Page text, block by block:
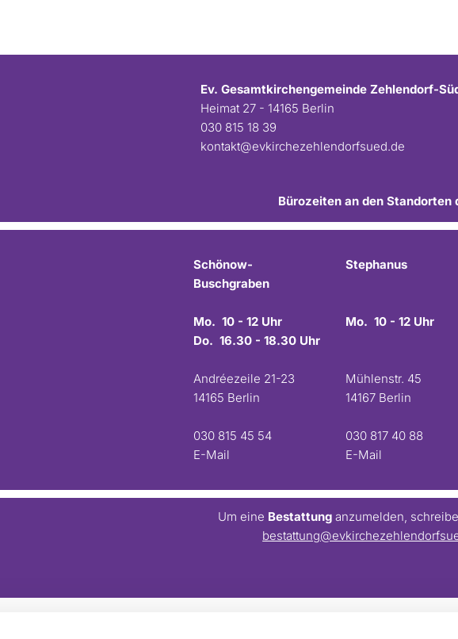
Ev. Gesamtkirchengemeinde Zehlendorf-
Heimat 27 - 14165 Berlin
030 815 18 39
kontakt@evkirchezehlendorfsued.de
Bürozeiten an den Standorten
Schönow-
Buschgraben
Mo. 10 - 12 Uhr
Do. 16.30 - 18.30 Uhr
Andréezeile 21-23
14165 Berlin
030 815 45 54
E-Mail
Stephanus
Mo. 10 - 12 Uhr
Mühlenstr. 45
14167 Berlin
030 817 40 88
E-Mail
Um eine Bestattunganzumelden,